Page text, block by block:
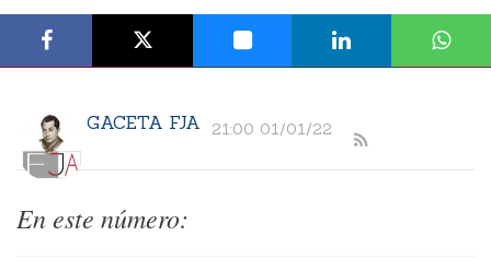
GACETA FJA 21:00 01/01/22
En este número: